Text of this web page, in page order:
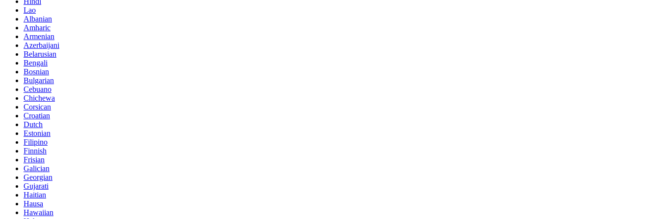
Lao
Albanian
Amharic
Armenian
Azerbaijani
Belarusian
Bengali
Bosnian
Bulgarian
Cebuano
Chichewa
Corsican
Croatian
Dutch
Estonian
Filipino
Finnish
Frisian
Galician
Georgian
Gujarati
Haitian
Hausa
Hawaiian